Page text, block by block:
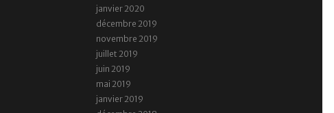
janvier 2020
décembre 2019
novembre 2019
juillet 2019
juin 2019
mai 2019
janvier 2019